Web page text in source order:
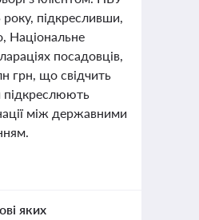
підкресливши,
Національне
посадовців,
грн, що свідчить
підкреслюють
між державними
яких